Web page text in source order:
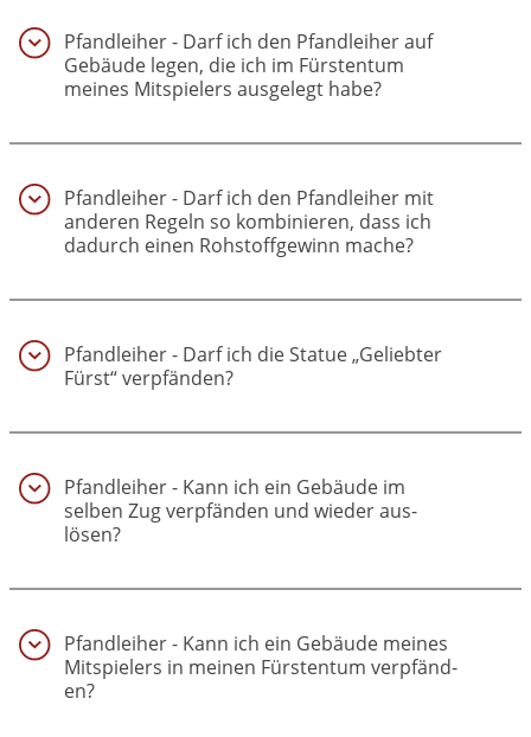
Pfandleiher - Darf ich den Pfandleiher auf
Gebäude legen, die ich im Fürstentum
meines Mitspielers ausgelegt habe?
Pfandleiher - Darf ich den Pfandleiher mit
anderen Regeln so kombinieren, dass ich
dadurch einen Rohstoffgewinn mache?
Pfandleiher - Darf ich die Statue „Geliebter
Fürst“ verpfänden?
Pfandleiher - Kann ich ein Gebäude im
selben Zug verpfänden und wieder aus­
lösen?
Pfandleiher - Kann ich ein Gebäude meines
Mitspielers in meinen Fürstentum verpfänd­
en?